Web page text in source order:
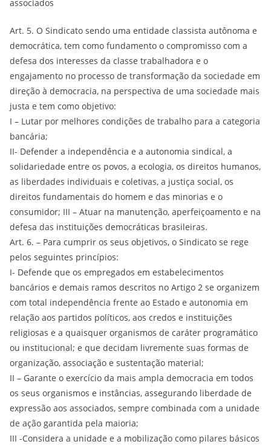
associados
Art. 5. O Sindicato sendo uma entidade classista autônoma e
democrática, tem como fundamento o compromisso com a
defesa dos interesses da classe trabalhadora e o
engajamento no processo de transformação da sociedade em
direção à democracia, na perspectiva de uma sociedade mais
justa e tem como objetivo:
I – Lutar por melhores condições de trabalho para a categoria
bancária;
II- Defender a independência e a autonomia sindical, a
solidariedade entre os povos, a ecologia, os direitos humanos,
as liberdades individuais e coletivas, a justiça social, os
direitos fundamentais do homem e das minorias e o
consumidor; III – Atuar na manutenção, aperfeiçoamento e na
defesa das instituições democráticas brasileiras.
Art. 6. – Para cumprir os seus objetivos, o Sindicato se rege
pelos seguintes princípios:
I- Defende que os empregados em estabelecimentos
bancários e demais ramos descritos no Artigo 2 se organizem
com total independência frente ao Estado e autonomia em
relação aos partidos políticos, aos credos e instituições
religiosas e a quaisquer organismos de caráter programático
ou institucional; e que decidam livremente suas formas de
organização, associação e sustentação material;
II – Garante o exercício da mais ampla democracia em todos
os seus organismos e instâncias, assegurando liberdade de
expressão aos associados, sempre combinada com a unidade
de ação garantida pela maioria;
III -Considera a unidade e a mobilização como pilares básicos